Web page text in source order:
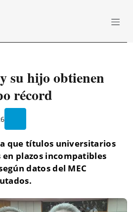
su hijo obtienen
récord
que títulos universitarios
plazos incompatibles
datos del MEC